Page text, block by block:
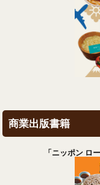
商業出版書籍
「ニッポン ロ